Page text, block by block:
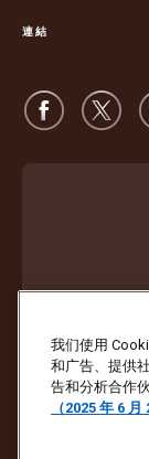
連結
防止詐騙 服務條
版權所有 ©1994-
權利
我们使用
和广告、提供
告和分析合作
（2025 年 6